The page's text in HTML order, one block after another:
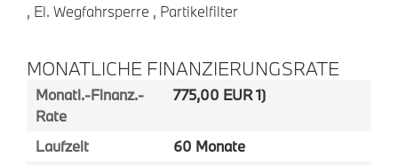
, El. Wegfahrsperre , Partikelfilter
MONATLICHE FINANZIERUNGSRATE
Monatl.-Finanz.-
Rate
775,00 EUR 1)
Laufzeit
60 Monate